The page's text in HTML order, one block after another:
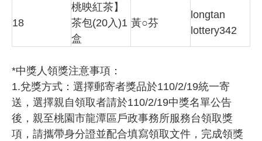
18
桃映紅茶】
茶包(20入)1
盒
黃○芬
longtan
lottery342
*中獎人領獎注意事項：
1.兌獎方式：選擇郵寄者獎品於110/2/19統一寄
送，選擇親自領取者請於110/2/19中獎名單公告
後，親至桃園市龍潭區戶政事務所服務台領取獎
項，請攜帶身分證並配合填寫領取文件，完成領獎